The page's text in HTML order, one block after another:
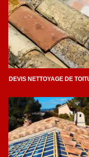
DEVIS NETTOYAGE DE